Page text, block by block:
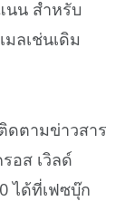
นน สำหรับ
ลเช่นเดิม
ดตามข่าวสาร
อส เวิลด์
ได้ที่เฟซบุ๊ก